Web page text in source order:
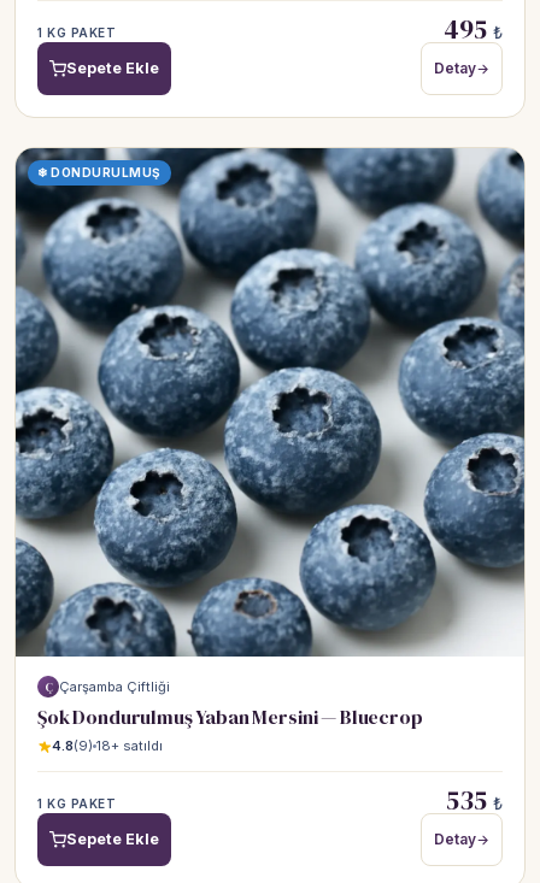
1 KG PAKET 495 ₺
Sepete Ekle Detay
❄ DONDURULMUŞ
Ç Çarşamba Çiftliği
Şok Dondurulmuş Yaban Mersini — Bluecrop
4.8(9) 18+ satıldı
1 KG PAKET 535 ₺
Sepete Ekle Detay